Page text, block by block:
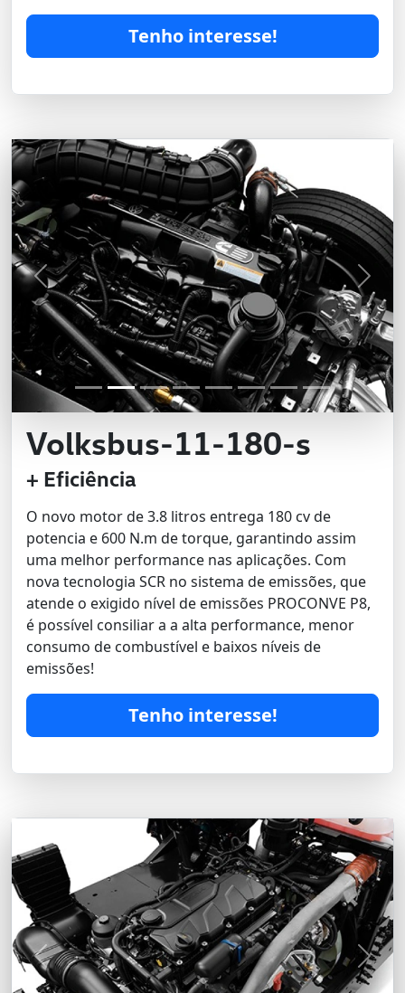
Tenho interesse!
Volksbus-11-180-s
+ Eficiência
O novo motor de 3.8 litros entrega 180 cv de
potencia e 600 N.m de torque, garantindo assim
uma melhor performance nas aplicações. Com
nova tecnologia SCR no sistema de emissões, que
atende o exigido nível de emissões PROCONVE P8,
é possível consiliar a a alta performance, menor
consumo de combustível e baixos níveis de
emissões!
Tenho interesse!
Previous Next
Previous Next